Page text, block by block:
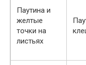
Паутина и
желтые
точки на
листьях